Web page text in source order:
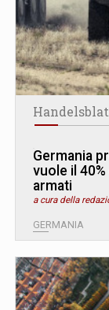
Germania
vuole il
armati
a cura della
GERMANIA